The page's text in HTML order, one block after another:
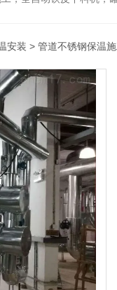
安装 > 管道不锈钢保温